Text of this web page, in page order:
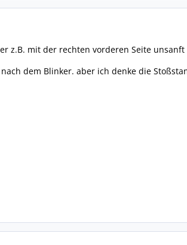
z.B. mit der rechten vorderen Seite
dem Blinker. aber ich denke die